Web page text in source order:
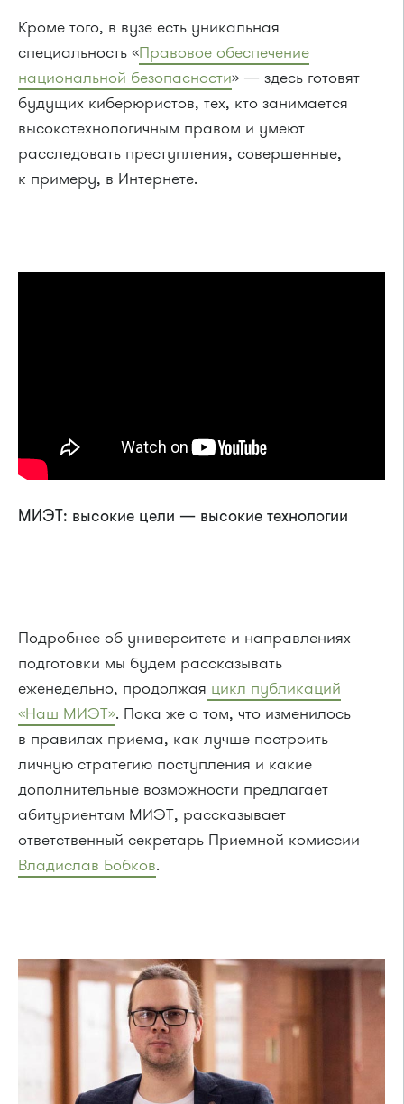
Кроме того, в вузе есть уникальная
специальность «Правовое обеспечение
национальной безопасности» — здесь готовят
будущих киберюристов, тех, кто занимается
высокотехнологичным правом и умеют
расследовать преступления, совершенные,
к примеру, в Интернете.
МИЭТ: высокие цели — высокие технологии
Подробнее об университете и направлениях
подготовки мы будем рассказывать
еженедельно, продолжая цикл публикаций
«Наш МИЭТ». Пока же о том, что изменилось
в правилах приема, как лучше построить
личную стратегию поступления и какие
дополнительные возможности предлагает
абитуриентам МИЭТ, рассказывает
ответственный секретарь Приемной комиссии
Владислав Бобков.